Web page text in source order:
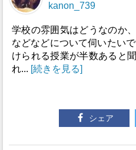
kanon_739
学校の雰囲気はどうなのか
などなどについて伺いたい
けられる授業が半数あると
れ... [続きを見る]
シェア